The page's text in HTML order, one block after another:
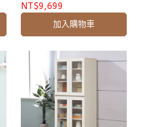
NT$9,699
加入購物車